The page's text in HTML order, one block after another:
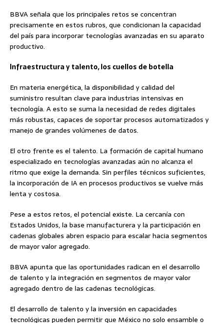
BBVA señala que los principales retos se concentran
precisamente en estos rubros, que condicionan la capacidad
del país para incorporar tecnologías avanzadas en su aparato
productivo.
Infraestructura y talento, los cuellos de botella
En materia energética, la disponibilidad y calidad del
suministro resultan clave para industrias intensivas en
tecnología. A esto se suma la necesidad de redes digitales
más robustas, capaces de soportar procesos automatizados y
manejo de grandes volúmenes de datos.
El otro frente es el talento. La formación de capital humano
especializado en tecnologías avanzadas aún no alcanza el
ritmo que exige la demanda. Sin perfiles técnicos suficientes,
la incorporación de IA en procesos productivos se vuelve más
lenta y costosa.
Pese a estos retos, el potencial existe. La cercanía con
Estados Unidos, la base manufacturera y la participación en
cadenas globales abren espacio para escalar hacia segmentos
de mayor valor agregado.
BBVA apunta que las oportunidades radican en el desarrollo
de talento y la integración en segmentos de mayor valor
agregado dentro de las cadenas tecnológicas.
El desarrollo de talento y la inversión en capacidades
tecnológicas pueden permitir que México no solo ensamble o